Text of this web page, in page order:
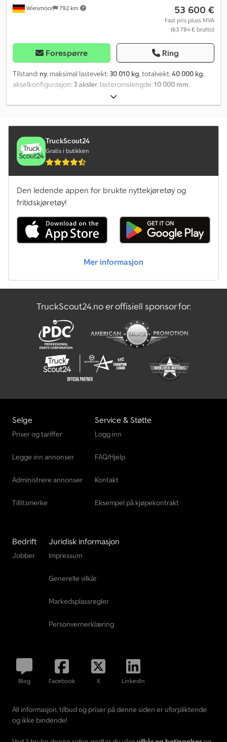
Wiesmoor 792 km 53 600 €
Fast pris pluss MVA
(63 784 € brutto)
Forespørre Ring
Tilstand: ny, maksimal lastevekt: 30 010 kg, totalvekt:40 000 kg,
akselkonfigurasjon: 3 aksler, lasteromslengde:10 000 mm,
, lasteromshøyde:
bredde:2 550 mm,
TruckScout24
Gratis i butikken
Den ledende appen for brukte nyttekjøretøy og
fritidskjøretøy!
Mer informasjon
TruckScout24.no er offisiell sponsor for:
Selge
Priser og tariffer
Legge inn annonser
Administrere annonser
Tillitsmerke
Service & Støtte
Logg inn
FAQ/Hjelp
Kontakt
Eksempel på kjøpekontrakt
Bedrift
Jobber
Juridisk informasjon
Impressum
Generelle vilkår
Markedsplassregler
Personvernerklæring
Blog Facebook X LinkedIn
All informasjon, tilbud og priser på denne siden er uforpliktende
og ikke bindende!